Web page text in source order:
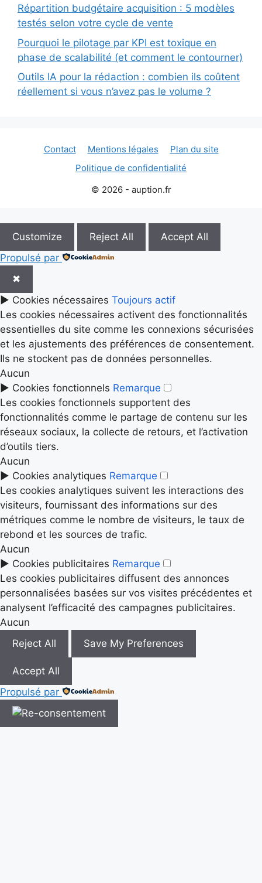
Répartition budgétaire acquisition : 5 modèles
testés selon votre cycle de vente
Pourquoi le pilotage par KPI est toxique en
phase de scalabilité (et comment le contourner)
Outils IA pour la rédaction : combien ils coûtent
réellement si vous n’avez pas le volume ?
Contact Mentions légales
Plan du site
Politique de confidentialité
© 2026 - auption.fr
Customize Reject All
Accept All
Propulsé par
✖
► Cookies nécessaires Toujours actif
Les cookies nécessaires activent des fonctionnalités
essentielles du site comme les connexions sécurisées
et les ajustements des préférences de consentement.
Ils ne stockent pas de données personnelles.
Aucun
► Cookies fonctionnels Remarque
Les cookies fonctionnels supportent des
fonctionnalités comme le partage de contenu sur les
réseaux sociaux, la collecte de retours, et l’activation
d’outils tiers.
Aucun
► Cookies analytiques Remarque
Les cookies analytiques suivent les interactions des
visiteurs, fournissant des informations sur des
métriques comme le nombre de visiteurs, le taux de
rebond et les sources de trafic.
Aucun
► Cookies publicitaires Remarque
Les cookies publicitaires diffusent des annonces
personnalisées basées sur vos visites précédentes et
analysent l’efficacité des campagnes publicitaires.
Aucun
Reject All
Save My Preferences
Accept All
Propulsé par